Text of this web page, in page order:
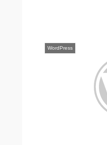
WordPress